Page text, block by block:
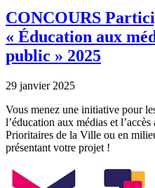
CONCOURS
« Éducation aux
public » 2025
29 janvier 2025
Vous menez une initiative pour
l’éducation aux médias et
Prioritaires de la Ville ou en
présentant votre projet !